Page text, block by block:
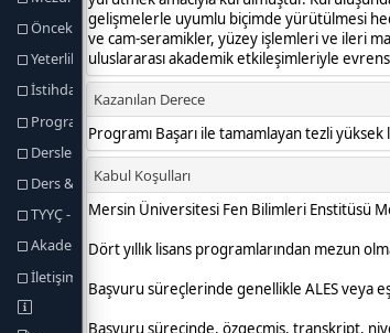
Önceki Öğrenmenin Tanınması
Yeterlilik Koşulları ve Kuralları
İstihdam Olanakları
Program Yeterlikleri
Dersler
Ders & Program Yeterlilikleri
TYYÇ - Program Yeterlilikleri
Akademik Personel
İletişim